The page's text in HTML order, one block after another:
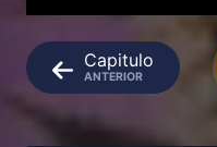
Capitulo
ANTERIOR